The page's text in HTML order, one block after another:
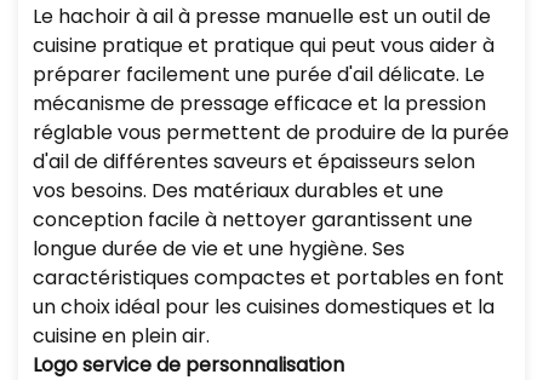
Le hachoir à ail à presse manuelle est un outil de
cuisine pratique et pratique qui peut vous aider à
préparer facilement une purée d'ail délicate. Le
mécanisme de pressage efficace et la pression
réglable vous permettent de produire de la purée
d'ail de différentes saveurs et épaisseurs selon
vos besoins. Des matériaux durables et une
conception facile à nettoyer garantissent une
longue durée de vie et une hygiène. Ses
caractéristiques compactes et portables en font
un choix idéal pour les cuisines domestiques et la
cuisine en plein air.
Logoservice de personnalisation